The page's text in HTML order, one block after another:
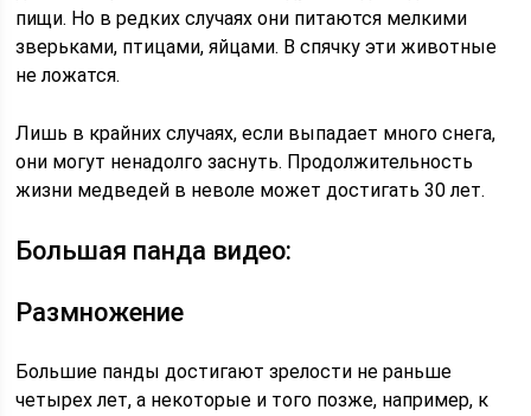
пищи. Но в редких случаях они питаются мелкими
зверьками, птицами, яйцами. В спячку эти животные
не ложатся.
Лишь в крайних случаях, если выпадает много снега,
они могут ненадолго заснуть. Продолжительность
жизни медведей в неволе может достигать 30 лет.
Большая панда видео:
Размножение
Большие панды достигают зрелости не раньше
четырех лет, а некоторые и того позже, например, к